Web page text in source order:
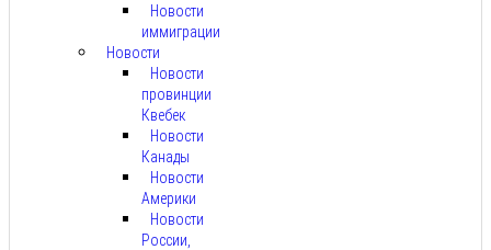
Новости
иммиграции
Новости
Новости
провинции
Квебек
Новости
Канады
Новости
Америки
Новости
России,